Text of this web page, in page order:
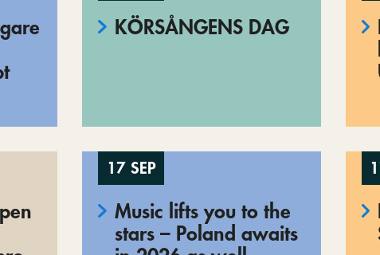
KÖRSÅNGENS DAG
17 SEP
Music lifts you to the
stars – Poland awaits